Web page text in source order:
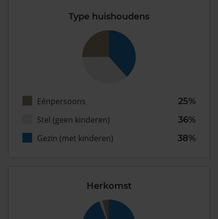
Type huishoudens
Eénpersoons
25%
Stel (geen kinderen)
36%
Gezin (met kinderen)
38%
Herkomst